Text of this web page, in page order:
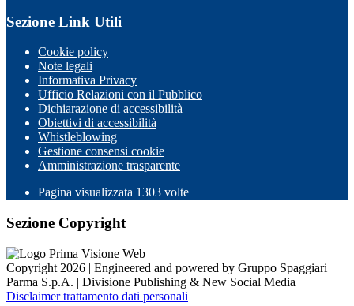
Sezione Link Utili
Cookie policy
Note legali
Informativa Privacy
Ufficio Relazioni con il Pubblico
Dichiarazione di accessibilità
Obiettivi di accessibilità
Whistleblowing
Gestione consensi cookie
Amministrazione trasparente
Pagina visualizzata 1303 volte
Sezione Copyright
Copyright 2026 | Engineered and powered by Gruppo Spaggiari
Parma S.p.A. | Divisione Publishing & New Social Media
Disclaimer trattamento dati personali